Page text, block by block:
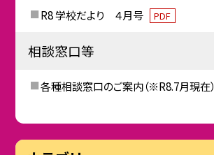
R8 学校だより ４月号 PDF
相談窓口等
各種相談窓口のご案内（※R8.7月現在）